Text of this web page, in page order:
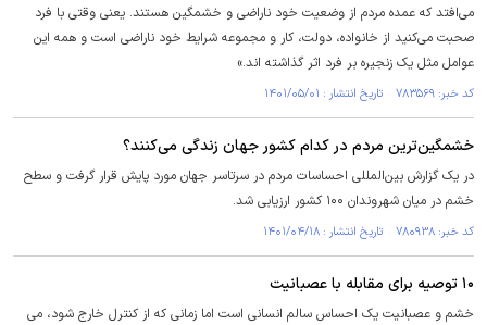
می‌افتد که عمده مردم از وضعیت خود ناراضی و خشمگین هستند. یعنی وقتی با فرد
صحبت می‌کنید از خانواده، دولت، کار و مجموعه شرایط خود ناراضی است و همه این
عوامل مثل یک زنجیره بر فرد اثر گذاشته اند.»
کد خبر: ۷۸۳۵۶۹ تاریخ انتشار : ۱۴۰۱/۰۵/۰۱
خشمگین‌ترین مردم در کدام کشور جهان زندگی می‌کنند؟
در یک گزارش بین‌المللی احساسات مردم در سرتاسر جهان مورد پایش قرار گرفت و سطح
خشم در میان شهروندان ۱۰۰ کشور ارزیابی شد.
کد خبر: ۷۸۰۹۳۸ تاریخ انتشار : ۱۴۰۱/۰۴/۱۸
۱۰ توصیه برای مقابله با عصبانیت
خشم و عصبانیت یک احساس سالم انسانی است اما زمانی که از کنترل خارج شود، می